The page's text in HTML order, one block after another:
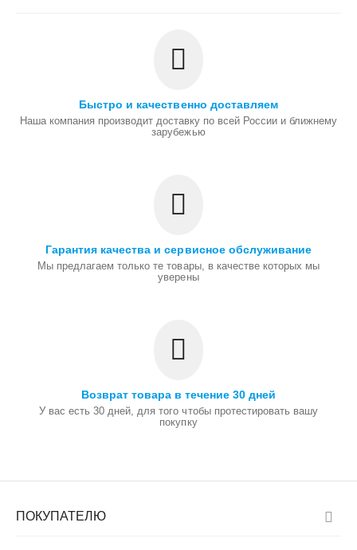
Быстро и качественно доставляем
Наша компания производит доставку по всей России и ближнему
зарубежью
Гарантия качества и сервисное обслуживание
Мы предлагаем только те товары, в качестве которых мы
уверены
Возврат товара в течение 30 дней
У вас есть 30 дней, для того чтобы протестировать вашу
покупку
ПОКУПАТЕЛЮ